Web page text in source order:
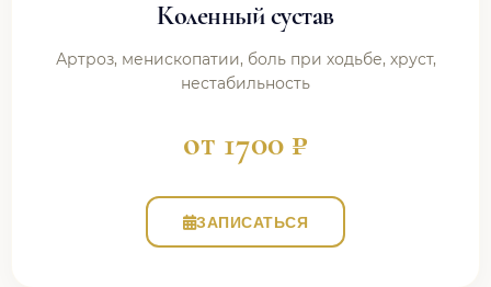
Коленный сустав
Артроз, менископатии, боль при ходьбе, хруст,
нестабильность
от 1700 ₽
ЗАПИСАТЬСЯ